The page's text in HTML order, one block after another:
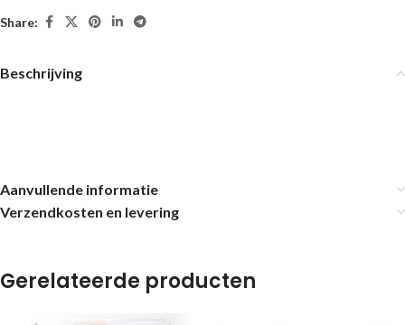
Share:
Beschrijving
Aanvullende informatie
Verzendkosten en levering
Gerelateerde producten